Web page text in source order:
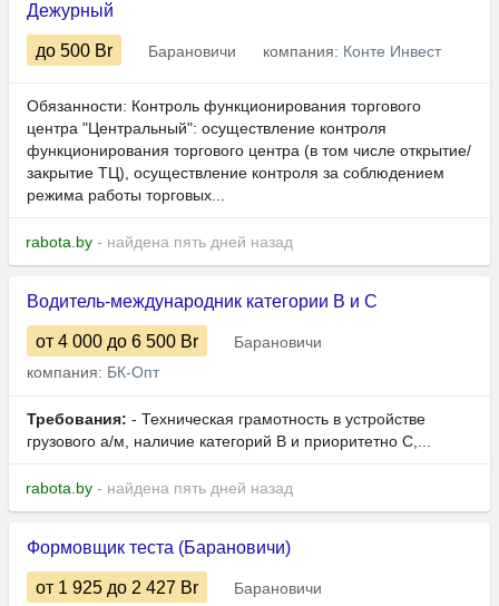
Дежурный
до 500 Br Барановичи компания: Конте Инвест
Обязанности: Контроль функционирования торгового
центра "Центральный": осуществление контроля
функционирования торгового центра (в том числе открытие/
закрытие ТЦ), осуществление контроля за соблюдением
режима работы торговых...
rabota.by - найдена пять дней назад
Водитель-международник категории B и C
от 4 000 до 6 500 Br
Барановичи
компания: БК-Опт
Требования: - Техническая грамотность в устройстве
грузового а/м, наличие категорий B и приоритетно C,...
rabota.by - найдена пять дней назад
Формовщик теста (Барановичи)
от 1 925 до 2 427 Br
Барановичи